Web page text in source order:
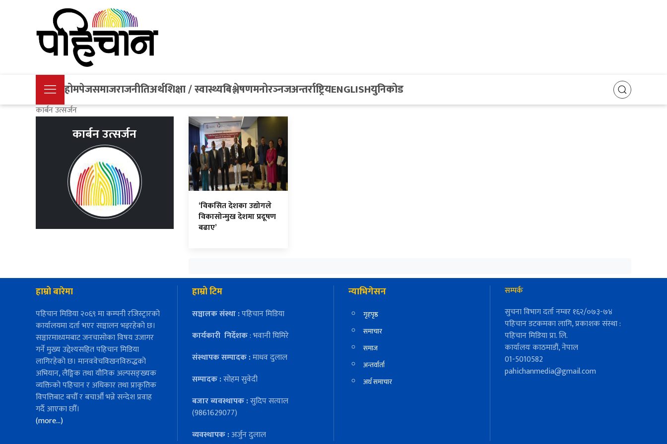
होमपेजसमाजराजनीतिअर्थशिक्षा / स्वास्थ्यबिश्लेषणमनोरञ्नजअन्तर्राष्ट्रियENGLISHयुनिकोड
कार्बन उत्सर्जन
कार्बन उत्सर्जन
‘विकसित देशका उद्योगले
विकासोन्मुख देशमा प्रदूषण
बढाए’
हाम्रो बारेमा
पहिचान मिडिया २०६९ मा कम्पनी रजिस्ट्रारको
कार्यालयमा दर्ता भएर सञ्चालन भइरहेको छ।
सञ्चारमाध्यमबाट जनचासोका विषय उजागर
गर्ने मुख्य उद्देश्यसहित पहिचान मिडिया
लागिरहेको छ। मानववेचविखनविरुद्धको
अभियान, लैङ्गिक तथा यौनिक अल्पसङ्ख्यक
व्यक्तिको पहिचान र अधिकार तथा प्राकृतिक
विपत्तिबाट बचौँ र बचाऔँ भन्ने सन्देश प्रवाह
गर्दै आएका छौँ।
(more…)
हाम्रो टिम
सञ्चालक संस्था :पहिचान मिडिया
कार्यकारी निर्देशक: भवानी घिमिरे
संस्थापक सम्पादक :माधव दुलाल
सम्पादक :सोहम सुवेदी
बजार ब्यवस्थापक :सुदिप सत्याल
(9861629077)
व्यवस्थापक :अर्जुन दुलाल
न्याभिगेसन
गृहपृष्ठ
समाचार
समाज
अन्तर्वार्ता
अर्थ समाचार
सम्पर्क
सुचना विभाग दर्ता नम्वर १६२/०७३-७४
पहिचान डटकमका लागि, प्रकाशक संस्था :
पहिचान मिडिया प्रा. लि.
कार्यालयः काठमाडौं, नेपाल
01-5010582
pahichanmedia@gmail.com